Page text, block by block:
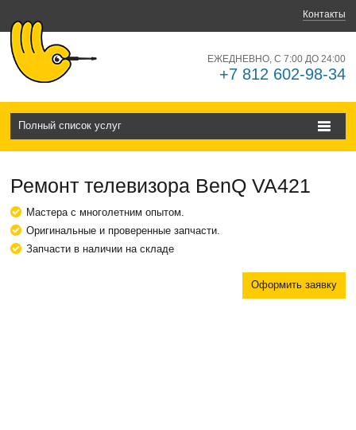
Контакты
ЕЖЕДНЕВНО, С 7:00 ДО 24:00
+7 812 602-98-34
Полный список услуг
Ремонт телевизора BenQ VA421
Мастера с многолетним опытом.
Оригинальные и проверенные запчасти.
Запчасти в наличии на складе
Оформить заявку